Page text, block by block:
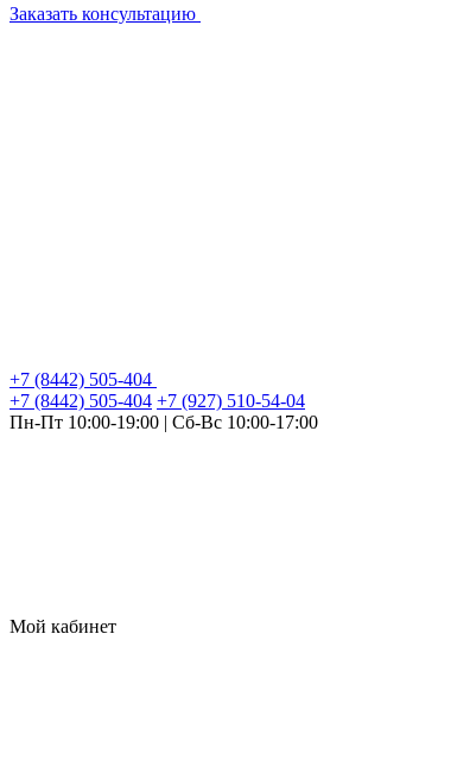
Заказать консультацию
+7 (8442) 505-404
+7 (8442) 505-404 +7 (927) 510-54-04
Пн-Пт 10:00-19:00 | Сб-Вс 10:00-17:00
Мой кабинет